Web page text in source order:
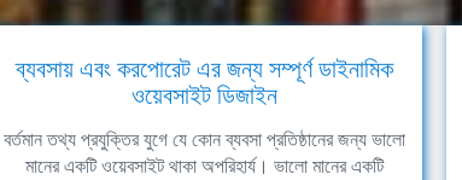
ব্যবসায় এবং করপোরেট এর জন্য সম্পূর্ণ ডাইনামিক
ওয়েবসাইট ডিজাইন
বর্তমান তথ্য প্রযুক্তির যুগে যে কোন ব্যবসা প্রতিষ্ঠানের জন্য ভালো
মানের একটি ওয়েবসাইট থাকা অপরিহার্য। ভালো মানের একটি